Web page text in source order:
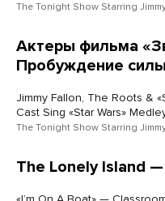
The Tonight Show Starring
Актеры фильма
Пробуждение
Jimmy Fallon, The Roots &
Cast Sing «Star Wars»
The Tonight Show Starring
The Lonely Island —